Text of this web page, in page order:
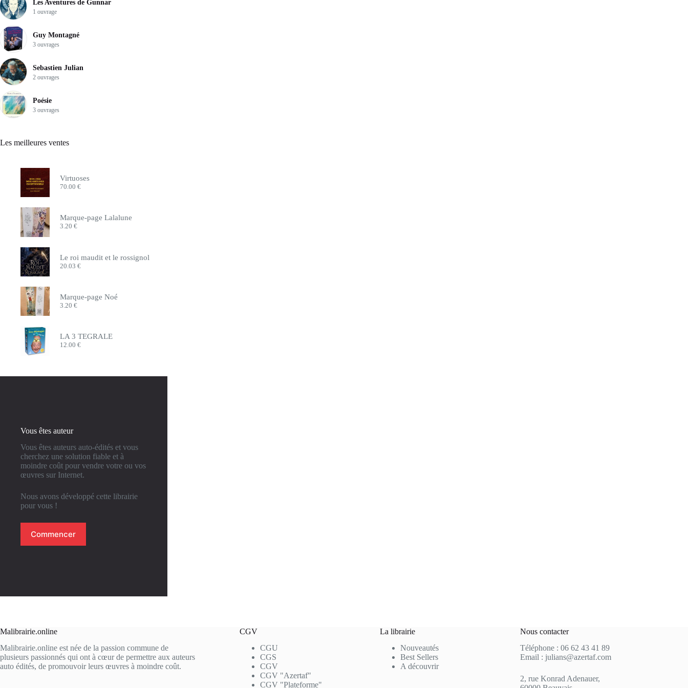
Les Aventures de Gunnar
1 ouvrage
Guy Montagné
3 ouvrages
Sebastien Julian
2 ouvrages
Poésie
3 ouvrages
Les meilleures ventes
Virtuoses
70.00€
Marque-page Lalalune
3.20€
Le roi maudit et le rossignol
20.03€
Marque-page Noé
3.20€
LA 3 TEGRALE
12.00€
Vous êtes auteur
Vous êtes auteurs auto-édités et vous
cherchez une solution fiable et à
moindre coût pour vendre votre ou vos
œuvres sur Internet.
Nous avons développé cette librairie
pour vous !
Commencer
Malibrairie.online
Malibrairie.online est née de la passion commune de
plusieurs passionnés qui ont à cœur de permettre aux auteurs
auto édités, de promouvoir leurs œuvres à moindre coût.
CGV
CGU
CGS
CGV
CGV "Azertaf"
CGV "Plateforme"
La librairie
Nouveautés
Best Sellers
A découvrir
Nous contacter
Téléphone : 06 62 43 41 89
Email : julians@azertaf.com
2, rue Konrad Adenauer,